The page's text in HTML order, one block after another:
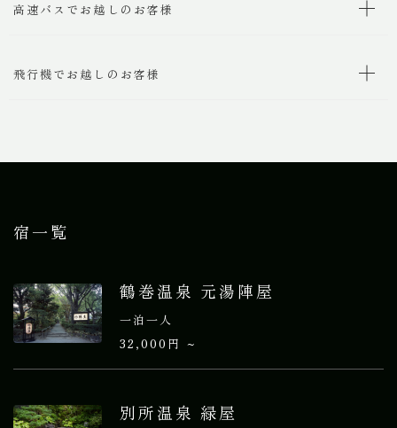
高速バスでお越しのお客様
飛行機でお越しのお客様
宿一覧
鶴巻温泉 元湯陣屋
一泊一人
32,000円 ~
別所温泉 緑屋